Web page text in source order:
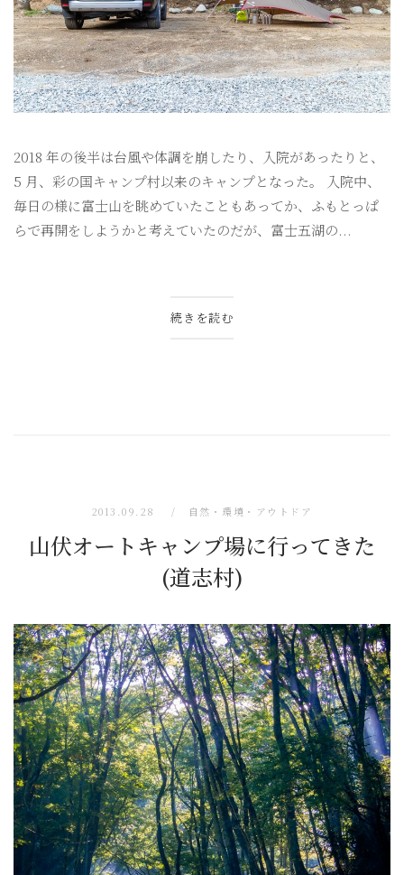
2018 年の後半は台風や体調を崩したり、入院があったりと、
5 月、彩の国キャンプ村以来のキャンプとなった。 入院中、
毎日の様に富士山を眺めていたこともあってか、ふもとっぱ
らで再開をしようかと考えていたのだが、富士五湖の...
続きを読む
2013.09.28 自然・環境・アウトドア
山伏オートキャンプ場に行ってきた
(道志村)